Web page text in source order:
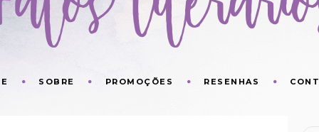
SOBRE PROMOÇÕES RESENHAS